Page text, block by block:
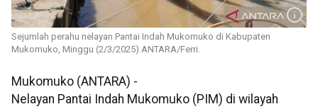
Sejumlah perahu nelayan Pantai Indah Mukomuko di Kabupaten
Mukomuko, Minggu (2/3/2025) ANTARA/Ferri.
Mukomuko (ANTARA) -
Nelayan Pantai Indah Mukomuko (PIM) di wilayah